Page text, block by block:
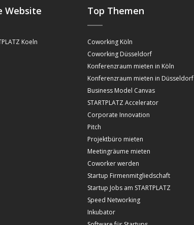
Website
Koeln
Top Themen
Coworking Köln
Coworking Düsseldorf
Konferenzraum mieten in Köln
Konferenzraum mieten in Düsseldorf
Business Model Canvas
STARTPLATZ Accelerator
Corporate Innovation
Pitch
Projektbüro mieten
Meetingräume mieten
Coworker werden
Startup Firmenmitgliedschaft
Startup Jobs am STARTPLATZ
Speed Networking
Inkubator